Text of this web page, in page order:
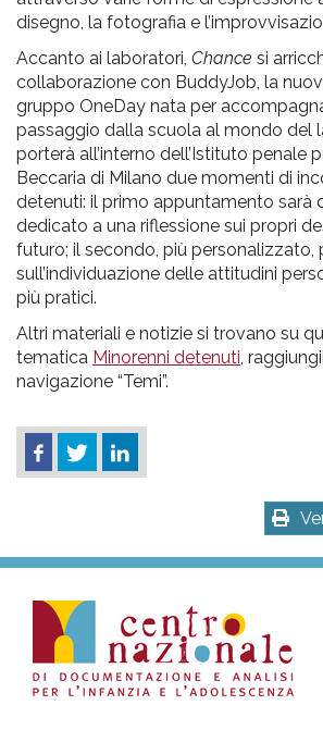
disegno, la fotografia e
Accanto ai laboratori, Chance si
collaborazione con BuddyJob, la
gruppo OneDay nata per
passaggio dalla scuola al mondo del
porterà all’interno dell’Istituto penale
Beccaria di Milano due momenti di
detenuti: il primo appuntamento sarà
dedicato a una riflessione sui propri
futuro; il secondo, più personalizzato,
sull’individuazione delle attitudini
più pratici.
Altri materiali e notizie si trovano su
tematica Minorenni detenuti ,
navigazione “Temi”.